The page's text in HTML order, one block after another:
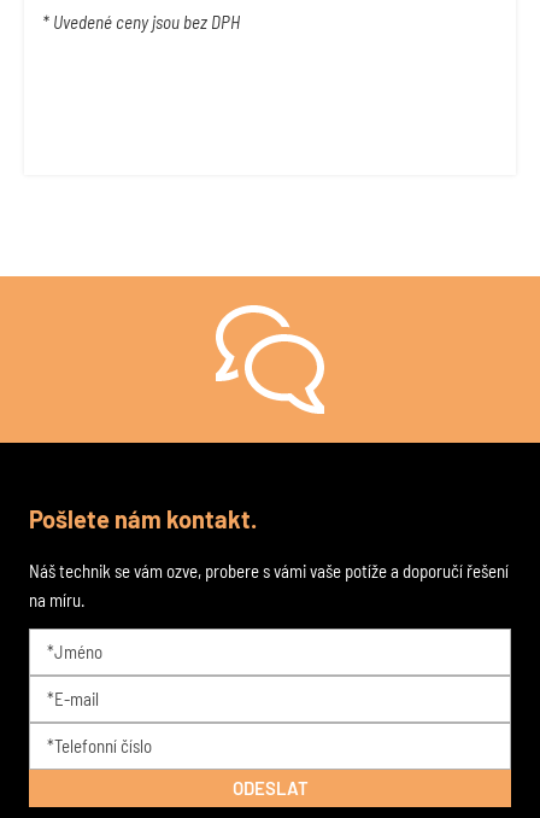
* Uvedené ceny jsou bez DPH
Pošlete nám kontakt.
Náš technik se vám ozve, probere s vámi vaše potíže a doporučí řešení
na míru.